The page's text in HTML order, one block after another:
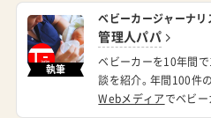
執筆
ベビーカージャーナリ
管理人パパ
ベビーカーを10年間
談を紹介。年間100件
Webメディア でベビ